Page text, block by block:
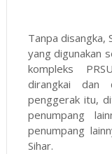
Tanpa disangka,
yang digunakan
kompleks
dirangkai dan
penggerak itu,
penumpang
penumpang
Sihar.